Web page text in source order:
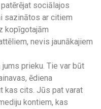
sociālajos
sazinātos ar citiem
kopīgotajām
nevis jaunākajiem
prieku. Tie var būt
ēdiena
kas cits. Jūs pat varat
kontiem, kas